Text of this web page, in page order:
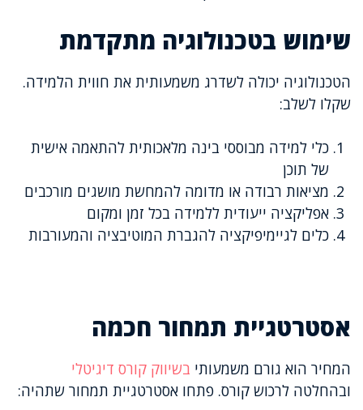
שימוש בטכנולוגיה מתקדמת
הטכנולוגיה יכולה לשדרג משמעותית את חווית הלמידה.
שקלו לשלב:
כלי למידה מבוססי בינה מלאכותית להתאמה אישית
של תוכן
מציאות רבודה או מדומה להמחשת מושגים מורכבים
אפליקציה ייעודית ללמידה בכל זמן ומקום
כלים לגיימיפיקציה להגברת המוטיבציה והמעורבות
אסטרטגיית תמחור חכמה
המחיר הוא גורם משמעותי בשיווק קורס דיגיטלי
ובהחלטה לרכוש קורס. פתחו אסטרטגיית תמחור שתהיה: